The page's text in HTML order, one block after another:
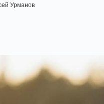
Урманов